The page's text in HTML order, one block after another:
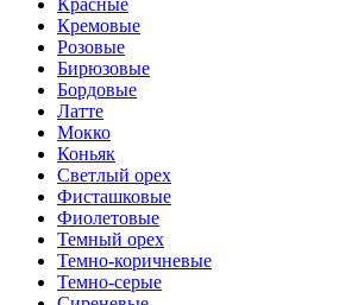
Красные
Кремовые
Розовые
Бирюзовые
Бордовые
Латте
Мокко
Коньяк
Светлый орех
Фисташковые
Фиолетовые
Темный орех
Темно-коричневые
Темно-серые